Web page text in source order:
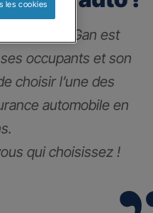
Gan est
occupants et son
choisir l’une des
automobile en
qui choisissez !
les cookies